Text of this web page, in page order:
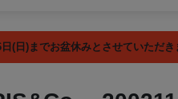
(日)までお盆休みとさせていただき